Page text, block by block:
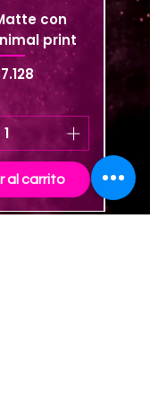
con
print
Precio
al carrito